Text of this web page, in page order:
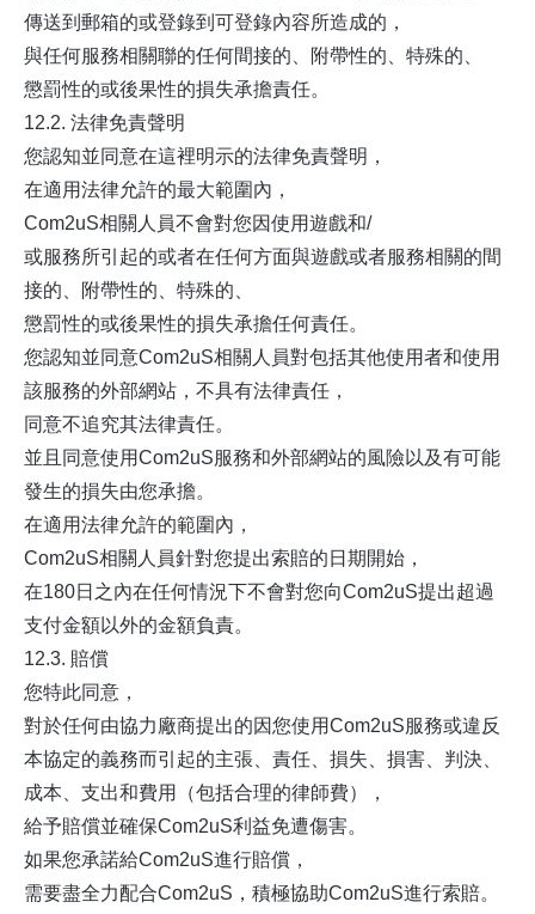
傳送到郵箱的或登錄到可登錄內容所造成的，
與任何服務相關聯的任何間接的、附帶性的、特殊的、
懲罰性的或後果性的損失承擔責任。
12.2. 法律免責聲明
您認知並同意在這裡明示的法律免責聲明，
在適用法律允許的最大範圍內，
Com2uS相關人員不會對您因使用遊戲和/
或服務所引起的或者在任何方面與遊戲或者服務相關的間
接的、附帶性的、特殊的、
懲罰性的或後果性的損失承擔任何責任。
您認知並同意Com2uS相關人員對包括其他使用者和使用
該服務的外部網站，不具有法律責任，
同意不追究其法律責任。
並且同意使用Com2uS服務和外部網站的風險以及有可能
發生的損失由您承擔。
在適用法律允許的範圍內，
Com2uS相關人員針對您提出索賠的日期開始，
在180日之內在任何情況下不會對您向Com2uS提出超過
支付金額以外的金額負責。
12.3. 賠償
您特此同意，
對於任何由協力廠商提出的因您使用Com2uS服務或違反
本協定的義務而引起的主張、責任、損失、損害、判決、
成本、支出和費用（包括合理的律師費），
給予賠償並確保Com2uS利益免遭傷害。
如果您承諾給Com2uS進行賠償，
需要盡全力配合Com2uS，積極協助Com2uS進行索賠。